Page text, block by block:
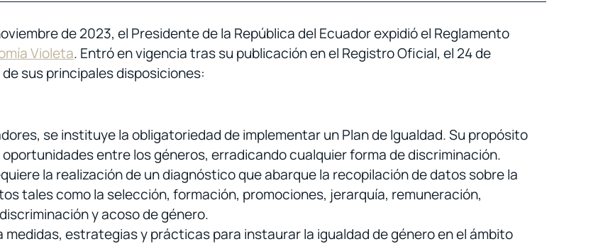
de 2023, el Presidente de la República del Ecuador expidió el Reglamento
Violeta. Entró en vigencia tras su publicación en el Registro Oficial, el 24 de
sus principales disposiciones:
se instituye la obligatoriedad de implementar un Plan de Igualdad. Su propósito
entre los géneros, erradicando cualquier forma de discriminación.
la realización de un diagnóstico que abarque la recopilación de datos sobre la
tales como la selección, formación, promociones, jerarquía, remuneración,
y acoso de género.
estrategias y prácticas para instaurar la igualdad de género en el ámbito